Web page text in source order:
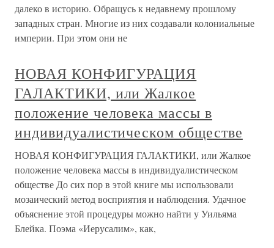
далеко в историю. Обращусь к недавнему прошлому
западных стран. Многие из них создавали колониальные
империи. При этом они не
НОВАЯ КОНФИГУРАЦИЯ
ГАЛАКТИКИ, или Жалкое
положение человека массы в
индивидуалистическом обществе
НОВАЯ КОНФИГУРАЦИЯ ГАЛАКТИКИ, или Жалкое
положение человека массы в индивидуалистическом
обществе До сих пор в этой книге мы использовали
мозаический метод восприятия и наблюдения. Удачное
объяснение этой процедуры можно найти у Уильяма
Блейка. Поэма «Иерусалим», как,